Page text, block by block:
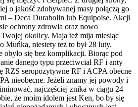
o jakość zdobywanej masy połączą go
– Deca Durabolin lub Equipoise. Akcji
ochrony zdrowia oraz nowo
okolicy. Maja też mija miesiąc
Muńka, niestety też to był 28 luty.
obyło się bez komplikacji. Biorąc pod
danego typu przeciwciał RF i anty
RZS seropozytywne RF i ACPA obecne
nieobecne. Jeżeli znamy jej powody i
najczęściej znika w ciągu 24
że moim idolem jest Ken, bo by się